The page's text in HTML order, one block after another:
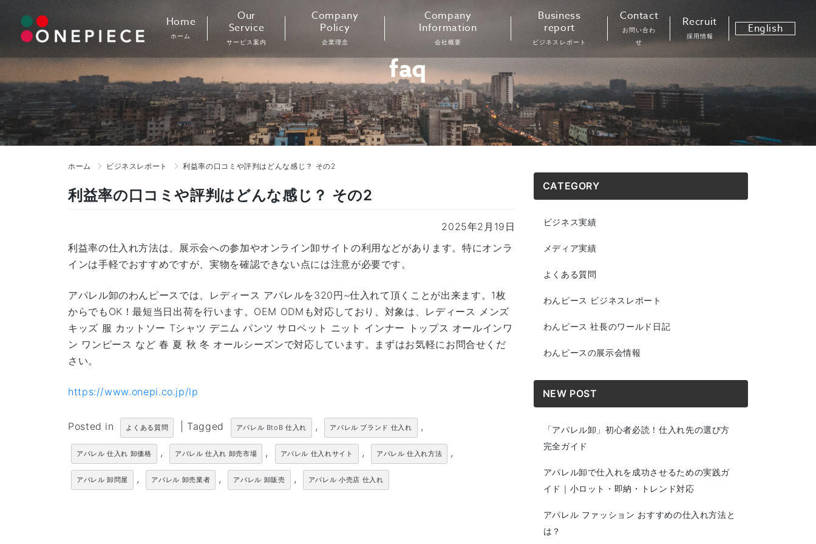
content
Home
ホーム
Our
Service
サービス案内
Company
Policy
企業理念
Company
Information
会社概要
Business
report
ビジネスレポート
Contact
お問い合わ
せ
Recruit
採用情報 English
faq
ホーム ビジネスレポート 利益率の口コミや評判はどんな感じ？ その2
利益率の口コミや評判はどんな感じ？ その2
2025年2月19日
利益率の仕入れ方法は、展示会への参加やオンライン卸サイトの利用などがあります。特にオンラ
インは手軽でおすすめですが、実物を確認できない点には注意が必要です。
アパレル卸のわんピースでは、レディース アパレルを320円~仕入れて頂くことが出来ます。1枚
からでもOK！最短当日出荷を行います。OEM ODMも対応しており、対象は、レディース メンズ
キッズ 服 カットソー Tシャツ デニム パンツ サロペット ニット インナー トップス オールインワ
ン ワンピース など 春 夏 秋 冬 オールシーズンで対応しています。まずはお気軽にお問合せくだ
さい。
https://www.onepi.co.jp/lp
Posted in よくある質問 Tagged アパレル BtoB 仕入れ , アパレル ブランド 仕入れ ,
アパレル 仕入れ 卸価格 , アパレル 仕入れ 卸売市場 , アパレル 仕入れサイト , アパレル 仕入れ方法 ,
アパレル 卸問屋 , アパレル 卸売業者 , アパレル 卸販売 , アパレル 小売店 仕入れ
CATEGORY
ビジネス実績
メディア実績
よくある質問
わんピース ビジネスレポート
わんピース 社長のワールド日記
わんピースの展示会情報
NEW POST
「アパレル卸」初心者必読！仕入れ先の選び方
完全ガイド
アパレル卸で仕入れを成功させるための実践ガ
イド｜小ロット・即納・トレンド対応
アパレル ファッション おすすめの仕入れ方法と
は？